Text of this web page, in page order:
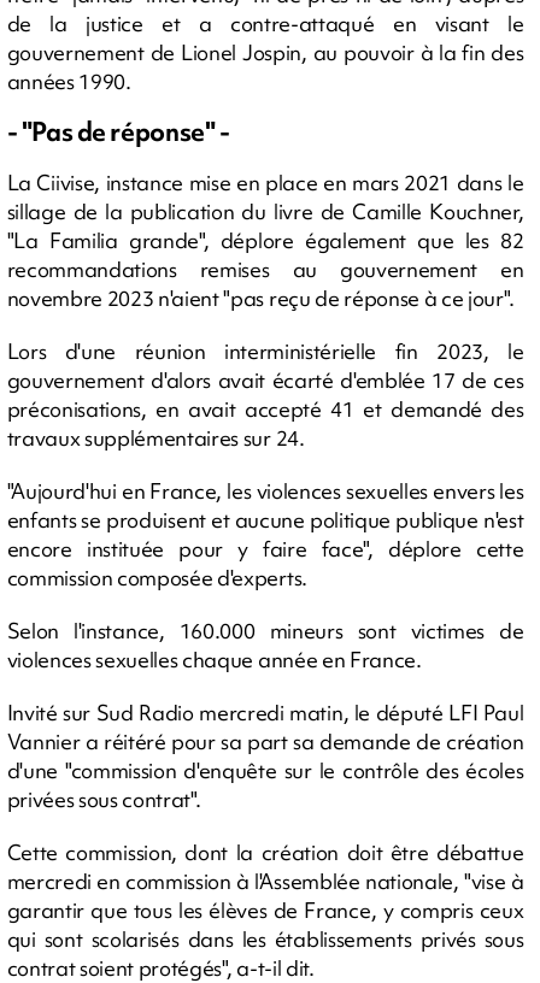
de la justice et a contre-attaqué en visant le
gouvernement de Lionel Jospin, au pouvoir à la fin des
années 1990.
- "Pas de réponse" -
La Ciivise, instance mise en place en mars 2021 dans le
sillage de la publication du livre de Camille Kouchner,
"La Familia grande", déplore également que les 82
recommandations remises au gouvernement en
novembre 2023 n'aient "pas reçu de réponse à ce jour".
Lors d'une réunion interministérielle fin 2023, le
gouvernement d'alors avait écarté d'emblée 17 de ces
préconisations, en avait accepté 41 et demandé des
travaux supplémentaires sur 24.
"Aujourd'hui en France, les violences sexuelles envers les
enfants se produisent et aucune politique publique n'est
encore instituée pour y faire face", déplore cette
commission composée d'experts.
Selon l'instance, 160.000 mineurs sont victimes de
violences sexuelles chaque année en France.
Invité sur Sud Radio mercredi matin, le député LFI Paul
Vannier a réitéré pour sa part sa demande de création
d'une "commission d'enquête sur le contrôle des écoles
privées sous contrat".
Cette commission, dont la création doit être débattue
mercredi en commission à l'Assemblée nationale, "vise à
garantir que tous les élèves de France, y compris ceux
qui sont scolarisés dans les établissements privés sous
contrat soient protégés", a-t-il dit.